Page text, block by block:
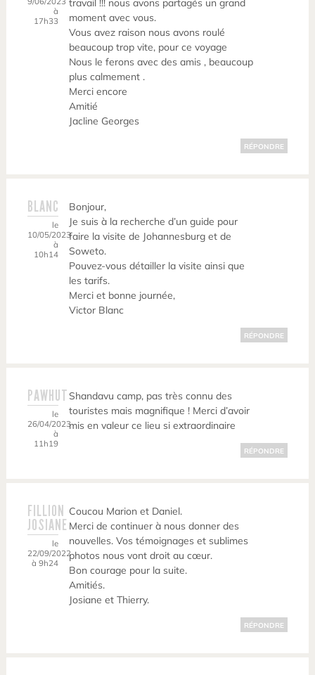
à
17h33
travail !!! nous avons partagés un grand
moment avec vous.
Vous avez raison nous avons roulé
beaucoup trop vite, pour ce voyage
Nous le ferons avec des amis , beaucoup
plus calmement .
Merci encore
Amitié
Jacline Georges
RÉPONDRE
BLANC
le
10/05/2023
à
10h14
Bonjour,
Je suis à la recherche d’un guide pour
faire la visite de Johannesburg et de
Soweto.
Pouvez-vous détailler la visite ainsi que
les tarifs.
Merci et bonne journée,
Victor Blanc
RÉPONDRE
PAWHUT
le
26/04/2023
à
11h19
Shandavu camp, pas très connu des
touristes mais magnifique ! Merci d’avoir
mis en valeur ce lieu si extraordinaire
RÉPONDRE
FILLION
JOSIANE
le
22/09/2022
à 9h24
Coucou Marion et Daniel.
Merci de continuer à nous donner des
nouvelles. Vos témoignages et sublimes
photos nous vont droit au cœur.
Bon courage pour la suite.
Amitiés.
Josiane et Thierry.
RÉPONDRE